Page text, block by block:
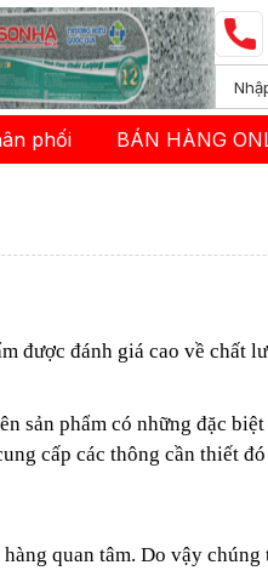
phối BÁN HÀNG
được đánh giá cao về chất
sản phẩm có những đặc
cấp các thông cần thiết
quan tâm. Do vậy